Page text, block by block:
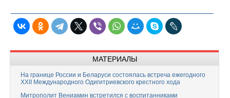
МАТЕРИАЛЫ
На границе России и Беларуси состоялась встреча ежегодного
XXII Международного Одигитриевского крестного хода
Митрополит Вениамин встретился с воспитанниками